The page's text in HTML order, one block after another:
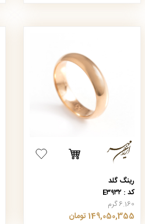
رینگ گلد
کد : E۳۹۳۲
6.160 گرم
149,050,355 تومان